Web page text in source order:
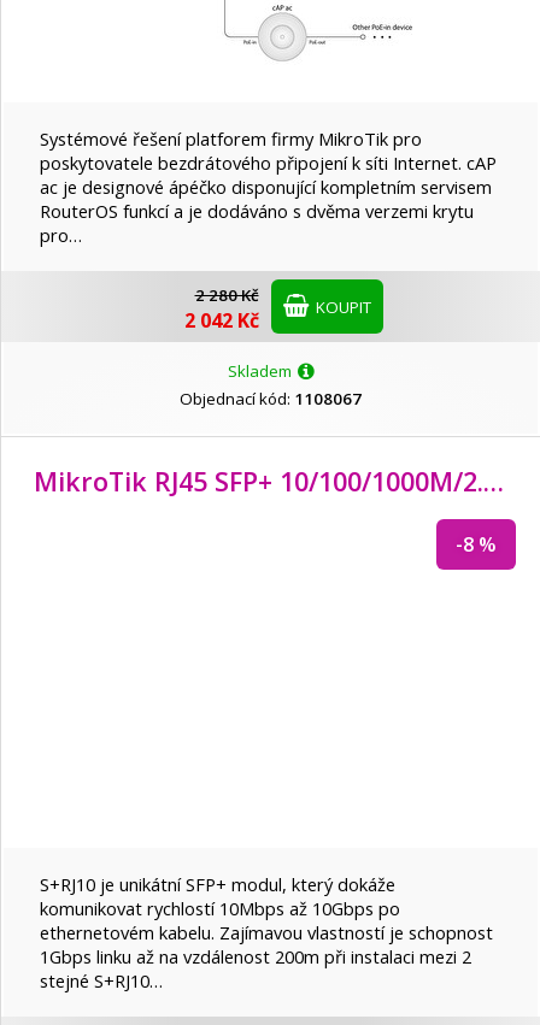
MaxLink
MikroTik
NETGEAR
OEM
SCHRACK
SIGNAMAX
Systémové řešení platforem firmy MikroTik pro
poskytovatele bezdrátového připojení k síti Internet. cAP
ac je designové ápéčko disponující kompletním servisem
RouterOS funkcí a je dodáváno s dvěma verzemi krytu
pro…
2 280 Kč
2 042 Kč KOUPIT
Skladem
Objednací kód: 1108067
MikroTik RJ45 SFP+ 10/100/1000M/2.5G/
-8 %
S+RJ10 je unikátní SFP+ modul, který dokáže
komunikovat rychlostí 10Mbps až 10Gbps po
ethernetovém kabelu. Zajímavou vlastností je schopnost
1Gbps linku až na vzdálenost 200m při instalaci mezi 2
stejné S+RJ10…